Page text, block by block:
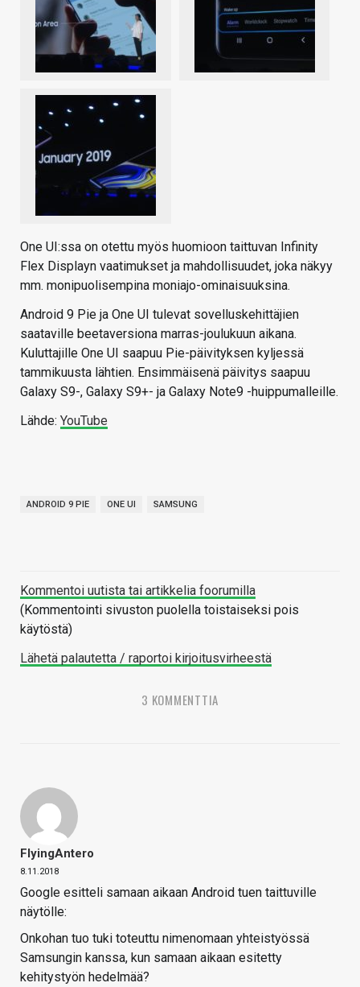
One UI:ssa on otettu myös huomioon taittuvan Infinity
Flex Displayn vaatimukset ja mahdollisuudet, joka näkyy
mm. monipuolisempina moniajo-ominaisuuksina.
Android 9 Pie ja One UI tulevat sovelluskehittäjien
saataville beetaversiona marras-joulukuun aikana.
Kuluttajille One UI saapuu Pie-päivityksen kyljessä
tammikuusta lähtien. Ensimmäisenä päivitys saapuu
Galaxy S9-, Galaxy S9+- ja Galaxy Note9 -huippumalleille.
Lähde: YouTube
ANDROID 9 PIE ONE UI SAMSUNG
Kommentoi uutista tai artikkelia foorumilla
(Kommentointi sivuston puolella toistaiseksi pois
käytöstä)
Lähetä palautetta / raportoi kirjoitusvirheestä
3 KOMMENTTIA
FlyingAntero
8.11.2018
Google esitteli samaan aikaan Android tuen taittuville
näytölle:
Onkohan tuo tuki toteuttu nimenomaan yhteistyössä
Samsungin kanssa, kun samaan aikaan esitetty
kehitystyön hedelmää?